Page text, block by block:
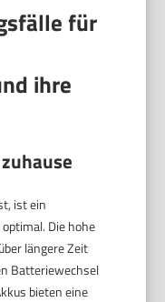
für
ihre
ist ein
Die hohe
längere Zeit
Batteriewechsel
bieten eine